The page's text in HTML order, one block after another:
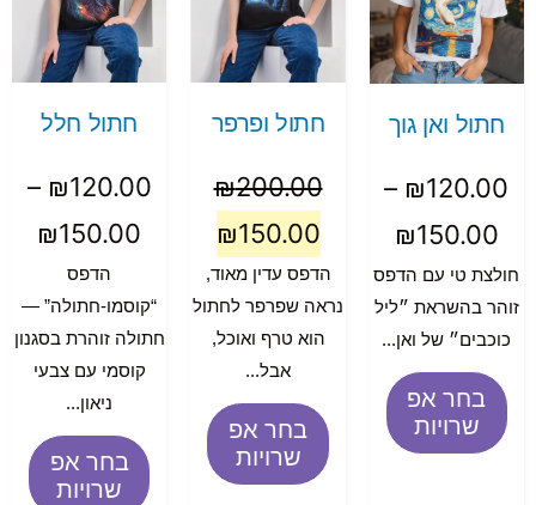
חתול ואן גוך
₪120.00
–
₪150.00
חולצת טי עם הדפס
זוהר בהשראת ״ליל
כוכבים״ של ואן...
בחר אפ
שרויות
חתול ופרפר
₪200.00
₪150.00
הדפס עדין מאוד,
נראה שפרפר לחתול
הוא טרף ואוכל,
אבל...
בחר אפ
שרויות
חתול חלל
₪120.00
–
₪150.00
הדפס
“קוסמו-חתולה” —
חתולה זוהרת בסגנון
קוסמי עם צבעי
ניאון...
בחר אפ
שרויות